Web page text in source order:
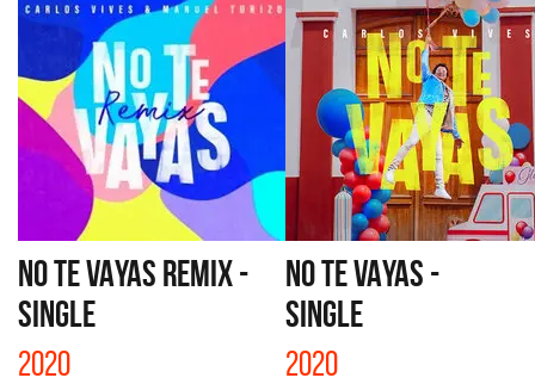
NO TE VAYAS REMIX -
SINGLE
2020
NO TE VAYAS -
SINGLE
2020